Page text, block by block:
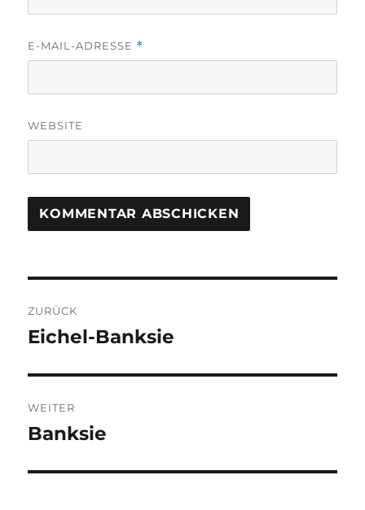
E-MAIL-ADRESSE *
WEBSITE
ZURÜCK
Vorheriger
Eichel-Banksie
WEITER
Nächster
Banksie